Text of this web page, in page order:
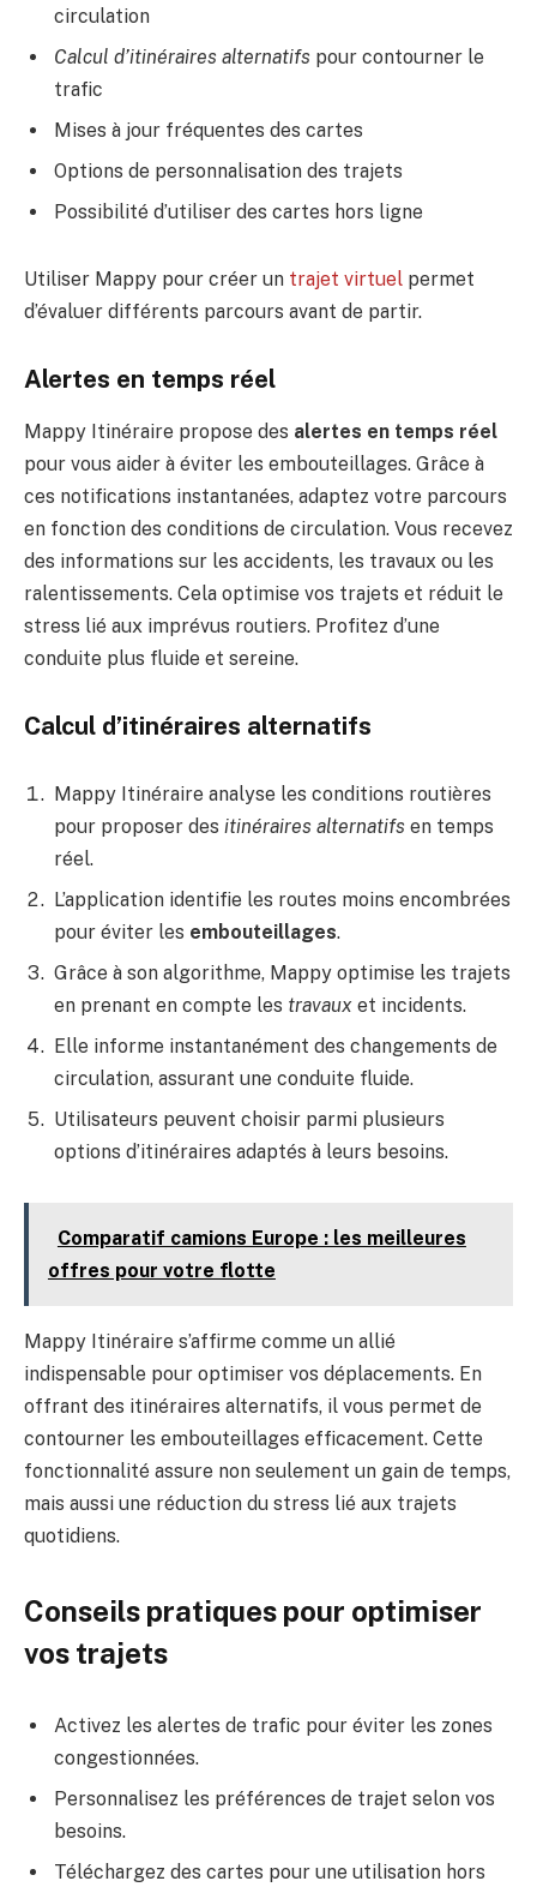
circulation
Calcul d’itinéraires alternatifs pour contourner le
trafic
Mises à jour fréquentes des cartes
Options de personnalisation des trajets
Possibilité d’utiliser des cartes hors ligne
Utiliser Mappy pour créer un trajet virtuel permet
d’évaluer différents parcours avant de partir.
Alertes en temps réel
Mappy Itinéraire propose des alertes en temps réel
pour vous aider à éviter les embouteillages. Grâce à
ces notifications instantanées, adaptez votre parcours
en fonction des conditions de circulation. Vous recevez
des informations sur les accidents, les travaux ou les
ralentissements. Cela optimise vos trajets et réduit le
stress lié aux imprévus routiers. Profitez d’une
conduite plus fluide et sereine.
Calcul d’itinéraires alternatifs
Mappy Itinéraire analyse les conditions routières
pour proposer des itinéraires alternatifs en temps
réel.
L’application identifie les routes moins encombrées
pour éviter les embouteillages.
Grâce à son algorithme, Mappy optimise les trajets
en prenant en compte les travaux et incidents.
Elle informe instantanément des changements de
circulation, assurant une conduite fluide.
Utilisateurs peuvent choisir parmi plusieurs
options d’itinéraires adaptés à leurs besoins.
Comparatif camions Europe : les meilleures
offres pour votre flotte
Mappy Itinéraire s’affirme comme un allié
indispensable pour optimiser vos déplacements. En
offrant des itinéraires alternatifs, il vous permet de
contourner les embouteillages efficacement. Cette
fonctionnalité assure non seulement un gain de temps,
mais aussi une réduction du stress lié aux trajets
quotidiens.
Conseils pratiques pour optimiser
vos trajets
Activez les alertes de trafic pour éviter les zones
congestionnées.
Personnalisez les préférences de trajet selon vos
besoins.
Téléchargez des cartes pour une utilisation hors